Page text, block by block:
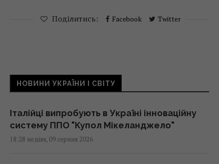
Поділитись: Facebook Twitter
НОВИНИ УКРАЇНИ І СВІТУ
Італійці випробують в Україні інноваційну
систему ППО "Купол Мікеланджело"
18:28 неділя, 09 серпня 2026